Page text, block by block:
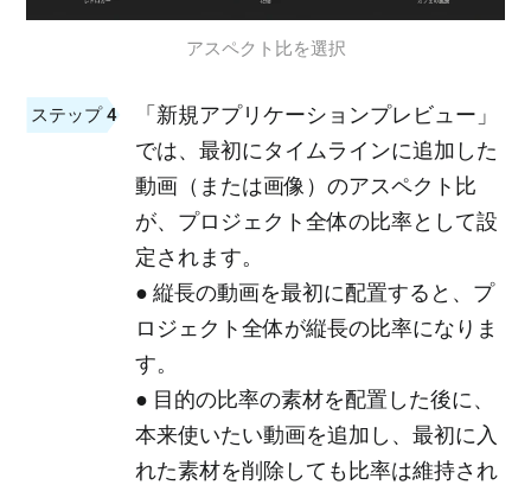
アスペクト比を選択
ステップ 4
「新規アプリケーションプレビュー」
では、最初にタイムラインに追加した
動画（または画像）のアスペクト比
が、プロジェクト全体の比率として設
定されます。
● 縦長の動画を最初に配置すると、プ
ロジェクト全体が縦長の比率になりま
す。
● 目的の比率の素材を配置した後に、
本来使いたい動画を追加し、最初に入
れた素材を削除しても比率は維持され